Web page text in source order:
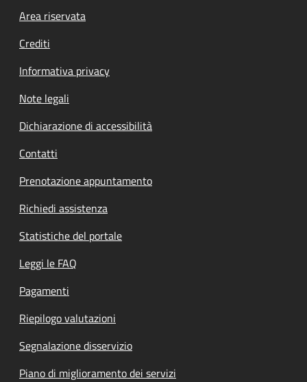
Footer menu
Area riservata
Crediti
Informativa privacy
Note legali
Dichiarazione di accessibilità
Contatti
Prenotazione appuntamento
Richiedi assistenza
Statistiche del portale
Leggi le FAQ
Pagamenti
Riepilogo valutazioni
Segnalazione disservizio
Piano di miglioramento dei servizi